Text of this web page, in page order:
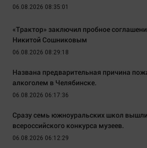
06.08.2026 08:35:01
«Трактор» заключил пробное
Никитой Сошниковым
06.08.2026 08:29:18
Названа предварительная причина
алкоголем в Челябинске.
06.08.2026 06:17:36
Сразу семь южноуральских школ
всероссийского конкурса музеев.
06.08.2026 06:12:29